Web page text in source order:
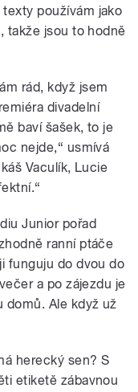
používám jako
takže jsou to hodně
rád, když jsem
divadelní
baví šašek, to je
nejde,“ usmívá
Vaculík, Lucie
Junior pořad
ranní ptáče
funguju do dvou do
a po zájezdu je
domů. Ale když už
herecký sen? S
etiketě zábavnou